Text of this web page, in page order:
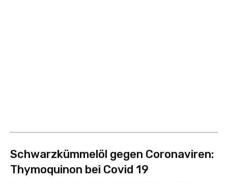
Schwarzkümmelöl gegen Coronaviren:
Thymoquinon bei Covid 19